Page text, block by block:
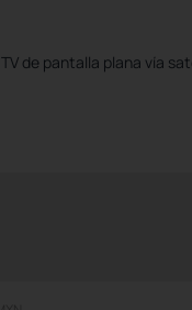
de pantalla plana vía